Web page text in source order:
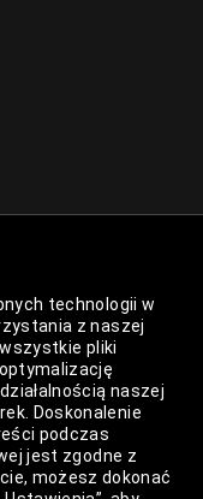
technologii w
z naszej
pliki
naszej
Doskonalenie
podczas
jest zgodne z
możesz dokonać